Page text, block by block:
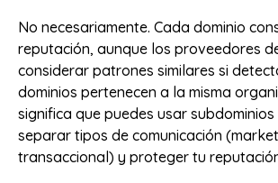
No necesariamente. Cada dominio
reputación, aunque los proveedores
considerar patrones similares si
dominios pertenecen a la misma
significa que puedes usar
separar tipos de comunicación
transaccional) y proteger tu